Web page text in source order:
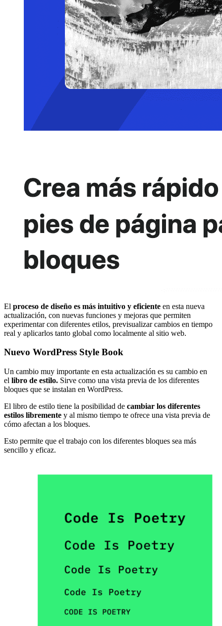
El proceso de diseño es más intuitivo y eficiente en esta nueva
actualización, con nuevas funciones y mejoras que permiten
experimentar con diferentes etilos, previsualizar cambios en tiempo
real y aplicarlos tanto global como localmente al sitio web.
Nuevo WordPress Style Book
Un cambio muy importante en esta actualización es su cambio en
el libro de estilo. Sirve como una vista previa de los diferentes
bloques que se instalan en WordPress.
El libro de estilo tiene la posibilidad de cambiar los diferentes
estilos libremente y al mismo tiempo te ofrece una vista previa de
cómo afectan a los bloques.
Esto permite que el trabajo con los diferentes bloques sea más
sencillo y eficaz.